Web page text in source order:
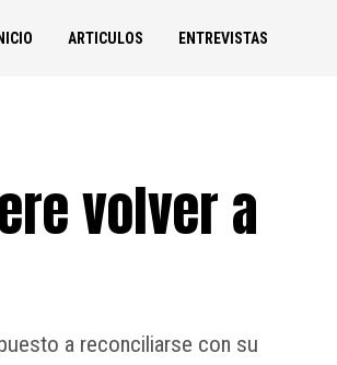
INICIO ARTICULOS ENTREVISTAS
volver a
a reconciliarse con su